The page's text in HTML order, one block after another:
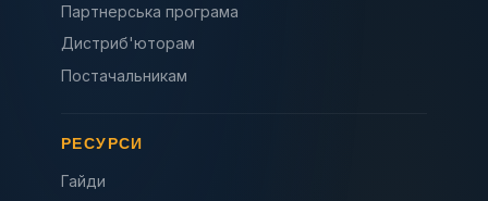
Партнерська програма
Дистриб'юторам
Постачальникам
РЕСУРСИ
Гайди